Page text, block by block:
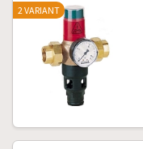
2 VARIANT